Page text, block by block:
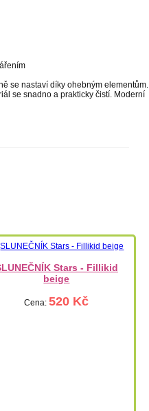
se nastaví díky ohebným elementům.
se snadno a prakticky čistí. Moderní
Stars - Fillikid
beige
Cena:520 Kč